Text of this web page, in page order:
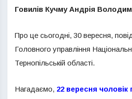
Говилів Кучму Андрія
Про це сьогодні, 30 вересня,
Головного управління
Тернопільській області.
Нагадаємо, 22 вересня чоловік